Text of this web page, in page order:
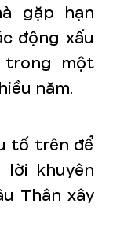
gặp hạn
động xấu
một
năm.
tố trên để
lời khuyên
Thân xây